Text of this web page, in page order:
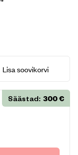
Lisa soovikorvi
Säästad: 300€